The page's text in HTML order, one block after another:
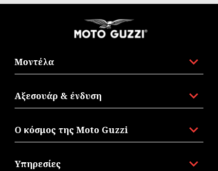
Μοντέλα
Αξεσουάρ & ένδυση
Ο κόσμος της Moto Guzzi
Υπηρεσίες